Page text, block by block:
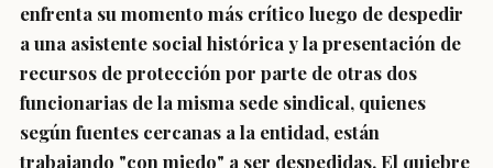
enfrenta su momento más crítico luego de despedir
a una asistente social histórica y la presentación de
recursos de protección por parte de otras dos
funcionarias de la misma sede sindical, quienes
según fuentes cercanas a la entidad, están
trabajando "con miedo" a ser despedidas. El quiebre